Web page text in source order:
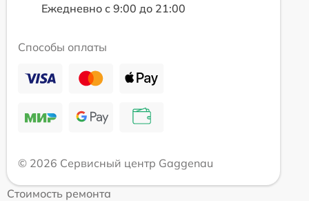
Ежедневно с 9:00 до 21:00
Способы оплаты
© 2026 Сервисный центр Gaggenau
Стоимость ремонта